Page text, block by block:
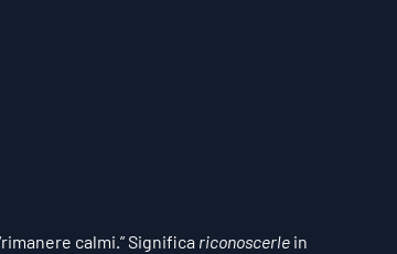
calmi.” Significa riconoscerle in